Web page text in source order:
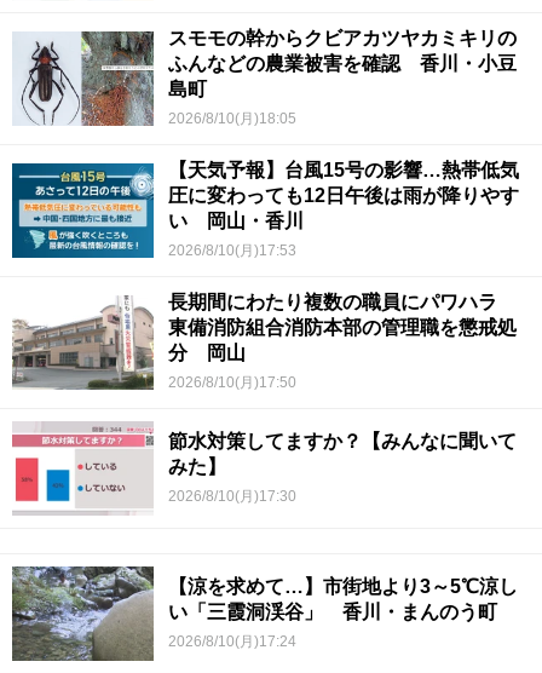
スモモの幹からクビアカツヤカミキリの
ふんなどの農業被害を確認 香川・小豆
島町
2026/8/10(月)18:05
【天気予報】台風15号の影響…熱帯低気
圧に変わっても12日午後は雨が降りやす
い 岡山・香川
2026/8/10(月)17:53
長期間にわたり複数の職員にパワハラ
東備消防組合消防本部の管理職を懲戒処
分 岡山
2026/8/10(月)17:50
節水対策してますか？【みんなに聞いて
みた】
2026/8/10(月)17:30
【涼を求めて…】市街地より3～5℃涼し
い「三霞洞渓谷」 香川・まんのう町
2026/8/10(月)17:24